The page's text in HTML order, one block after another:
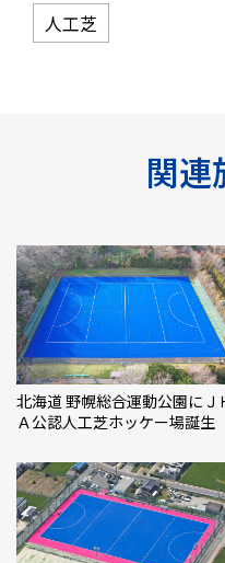
人工芝
関連
北海道 野幌総合運動公園にＪ
Ａ公認人工芝ホッケー場誕生